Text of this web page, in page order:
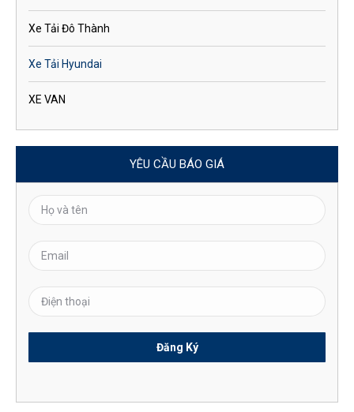
Xe Tải Đô Thành
Xe Tải Hyundai
XE VAN
YÊU CẦU BÁO GIÁ